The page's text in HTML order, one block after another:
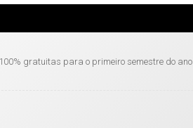
gratuitas para o primeiro semestre do ano